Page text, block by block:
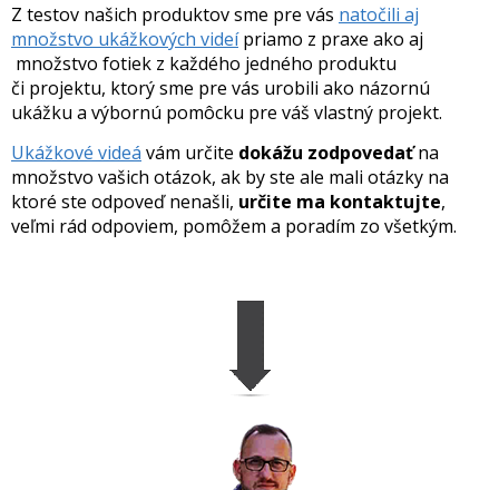
Z testov našich produktov sme pre vás natočili aj
množstvo ukážkových videípriamo z praxe ako aj
množstvo fotiek z každého jedného produktu
či projektu, ktorý sme pre vás urobili ako názornú
ukážku a výbornú pomôcku pre váš vlastný projekt.
Ukážkové videá vám určite dokážu zodpovedaťna
množstvo vašich otázok, ak by ste ale mali otázky na
ktoré ste odpoveď nenašli, určite ma kontaktujte,
veľmi rád odpoviem, pomôžem a poradím zo všetkým.